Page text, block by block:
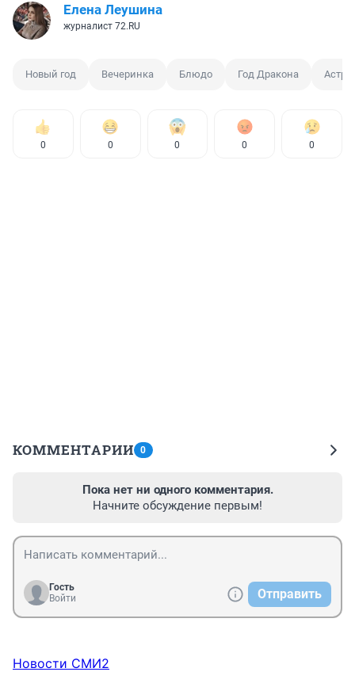
Елена Леушина
журналист 72.RU
Новый год Вечеринка Блюдо Год Дракона
0 0 0 0 0
КОММЕНТАРИИ 0
Пока нет ни одного комментария.
Начните обсуждение первым!
Гость
Войти
Отправить
Новости СМИ2